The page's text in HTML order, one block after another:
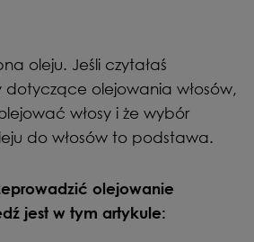
oleju. Jeśli czytałaś
dotyczące olejowania włosów,
włosy i że wybór
do włosów to podstawa.
olejowanie
jest w tym artykule: